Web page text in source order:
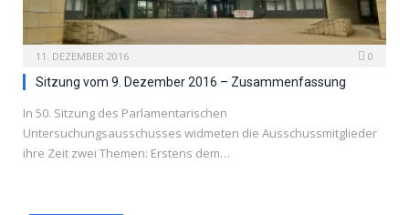
11. DEZEMBER 2016 0
Sitzung vom 9. Dezember 2016 – Zusammenfassung
In 50. Sitzung des Parlamentarischen
Untersuchungsausschusses widmeten die Ausschussmitglieder
ihre Zeit zwei Themen: Erstens dem…